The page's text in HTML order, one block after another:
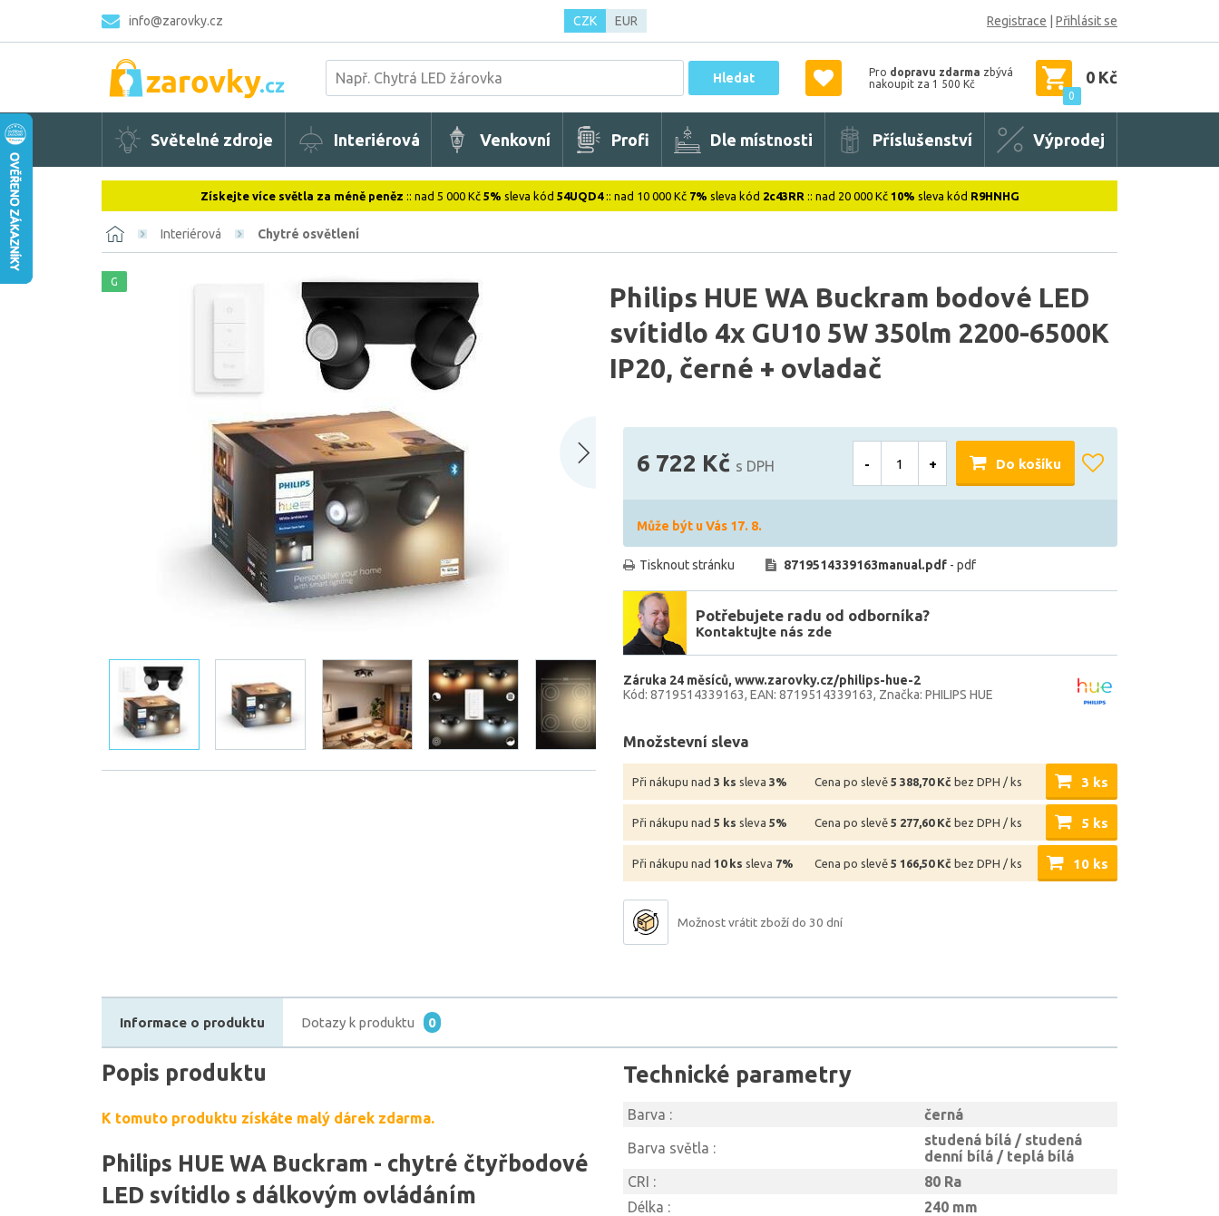
info@zarovky.cz CZK EUR Registrace Přihlásit se
Hledat Pro dopravu zdarma zbývá
nakoupit za 1 500 Kč
0
0 Kč
Světelné zdroje Interiérová Venkovní Profi Dle místnosti Příslušenství Výprodej
Získejte více světla za méně peněz :: nad 5 000 Kč 5% sleva kód 54UQD4:: nad 10 000 Kč 7% sleva kód 2c43RR :: nad 20 000 Kč 10% sleva kód R9HNHG
Interiérová Chytré osvětlení
Philips HUE WA Buckram bodové LED
svítidlo 4x GU10 5W 350lm 2200-6500K
IP20, černé + ovladač
G
6 722 Kč s DPH - + Do košíku
Může být u Vás 17. 8.
Tisknout stránku 8719514339163manual.pdf - pdf
Potřebujete radu od odborníka?
Kontaktujte nás zde
Záruka 24 měsíců www.zarovky.cz/philips-hue-2
Kód: 8719514339163 EAN: 8719514339163 Značka: PHILIPS HUE
Množstevní sleva
Při nákupu nad 3 ks sleva 3% Cena po slevě 5 388,70 Kč bez DPH / ks 3 ks
Při nákupu nad 5 ks sleva 5% Cena po slevě 5 277,60 Kč bez DPH / ks 5 ks
Při nákupu nad 10 ks sleva 7% Cena po slevě 5 166,50 Kč bez DPH / ks 10 ks
Možnost vrátit zboží do 30 dní
Informace o produktu Dotazy k produktu 0
Popis produktu
K tomuto produktu získáte malý dárek zdarma.
Philips HUE WA Buckram - chytré čtyřbodové
LED svítidlo s dálkovým ovládáním
Technické parametry
Barva : černá
Barva světla :
studená bílá / studená
denní bílá / teplá bílá
CRI :
80 Ra
Délka :
240 mm